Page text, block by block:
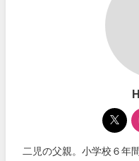
二児の父親。小学校６年